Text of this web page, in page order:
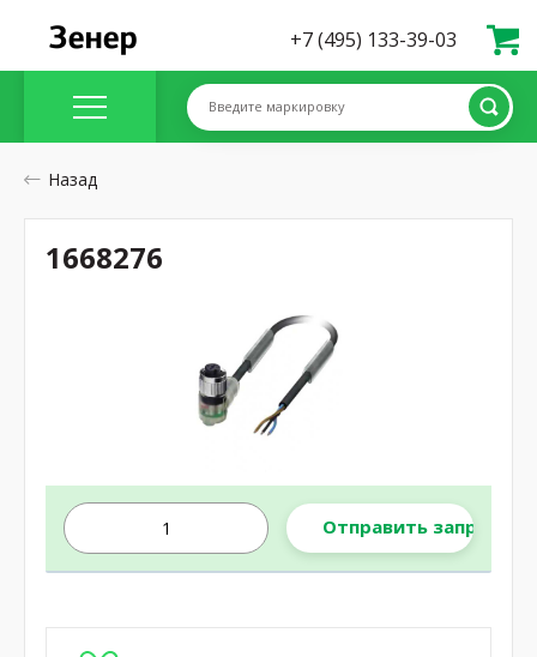
+7 (495) 133-39-03
Введите маркировку
Назад
Отправить запрос
1668276